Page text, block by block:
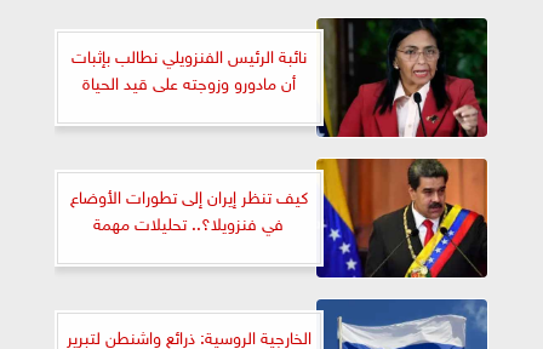
نائبة الرئيس الفنزويلي نطالب بإثبات
أن مادورو وزوجته على قيد الحياة
كيف تنظر إيران إلى تطورات الأوضاع
في فنزويلا؟.. تحليلات مهمة
الخارجية الروسية: ذرائع واشنطن لتبرير